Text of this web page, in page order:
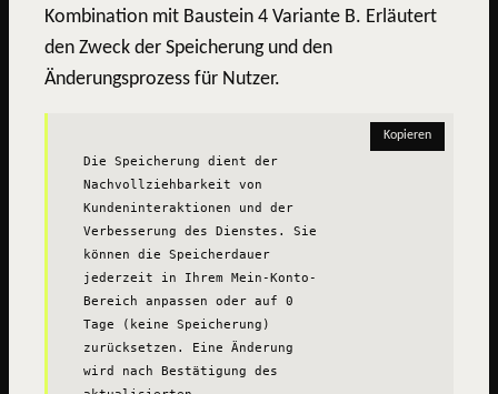
Kombination mit Baustein 4 Variante B. Erläutert
den Zweck der Speicherung und den
Änderungsprozess für Nutzer.
Kopieren
Die Speicherung dient der
Nachvollziehbarkeit von
Kundeninteraktionen und der
Verbesserung des Dienstes. Sie
können die Speicherdauer
jederzeit in Ihrem Mein-Konto-
Bereich anpassen oder auf 0
Tage (keine Speicherung)
zurücksetzen. Eine Änderung
wird nach Bestätigung des